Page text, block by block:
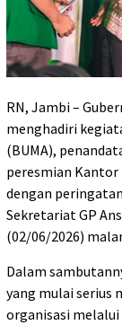
RN, Jambi –
menghadiri
(BUMA),
peresmian Kantor
dengan
Sekretariat GP
(02/06/2026)
Dalam
yang mulai serius
organisasi